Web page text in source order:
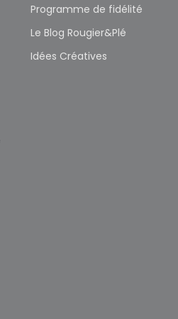
Programme de fidélité
Le Blog Rougier&Plé
Idées Créatives